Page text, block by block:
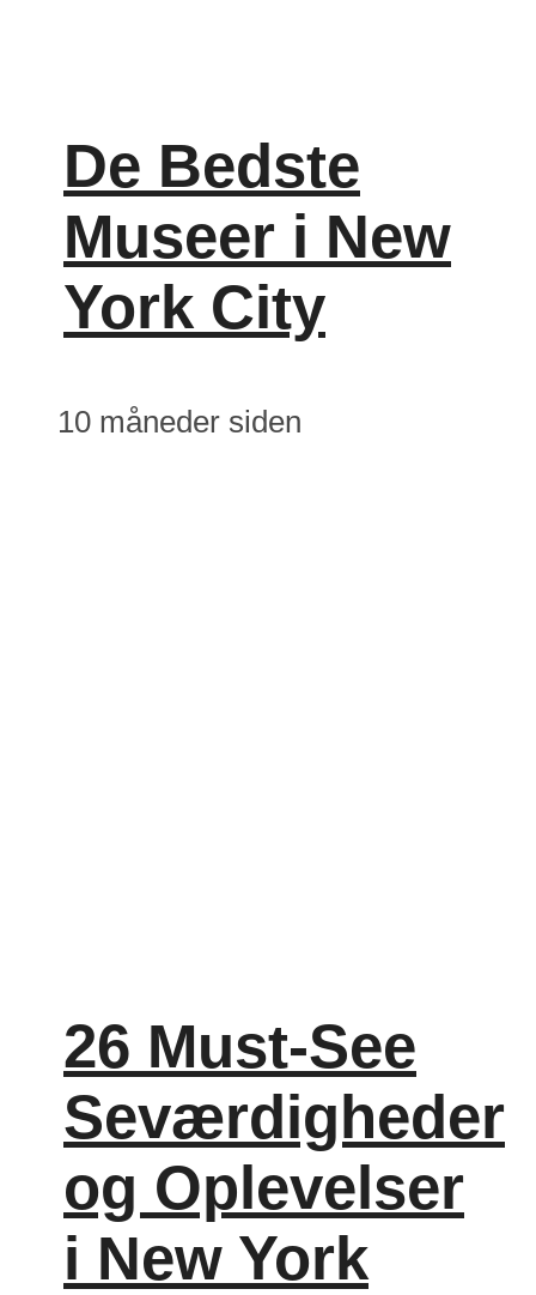
De Bedste
Museer i New
York City
10 måneder siden
26 Must-See
Seværdigheder
og Oplevelser
i New York